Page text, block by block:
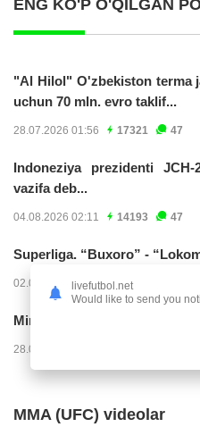
ENG KO'P O'QILGAN
"Al Hilol" O'zbekiston terma
uchun 70 mln. evro taklif...
28.07.2026 01:56 17321 47
Indoneziya prezidenti
vazifa deb...
04.08.2026 02:11 14193 47
Superliga. “Buxoro” -
02.08.2026 03:08 7141
Mirko Yyelichich: "Birinchi
28.07.2026 00:24
MMA (UFC) videolar
livefutbol.net
Would like to send you